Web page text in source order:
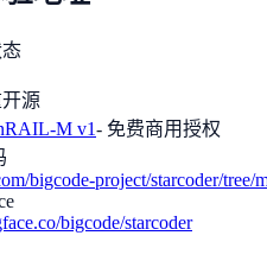
源
M v1- 免费商用授权
bigcode-project/starcoder/tree/
bigcode/starcoder